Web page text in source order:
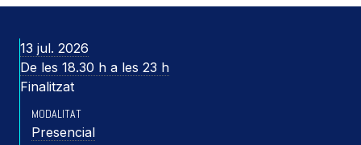
13 jul. 2026
De les 18.30 h a les 23 h
Finalitzat
MODALITAT
Presencial